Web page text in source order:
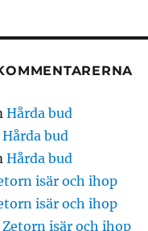
Hårda bud
Hårda bud
Hårda bud
isär och ihop
isär och ihop
Zetorn isär och ihop